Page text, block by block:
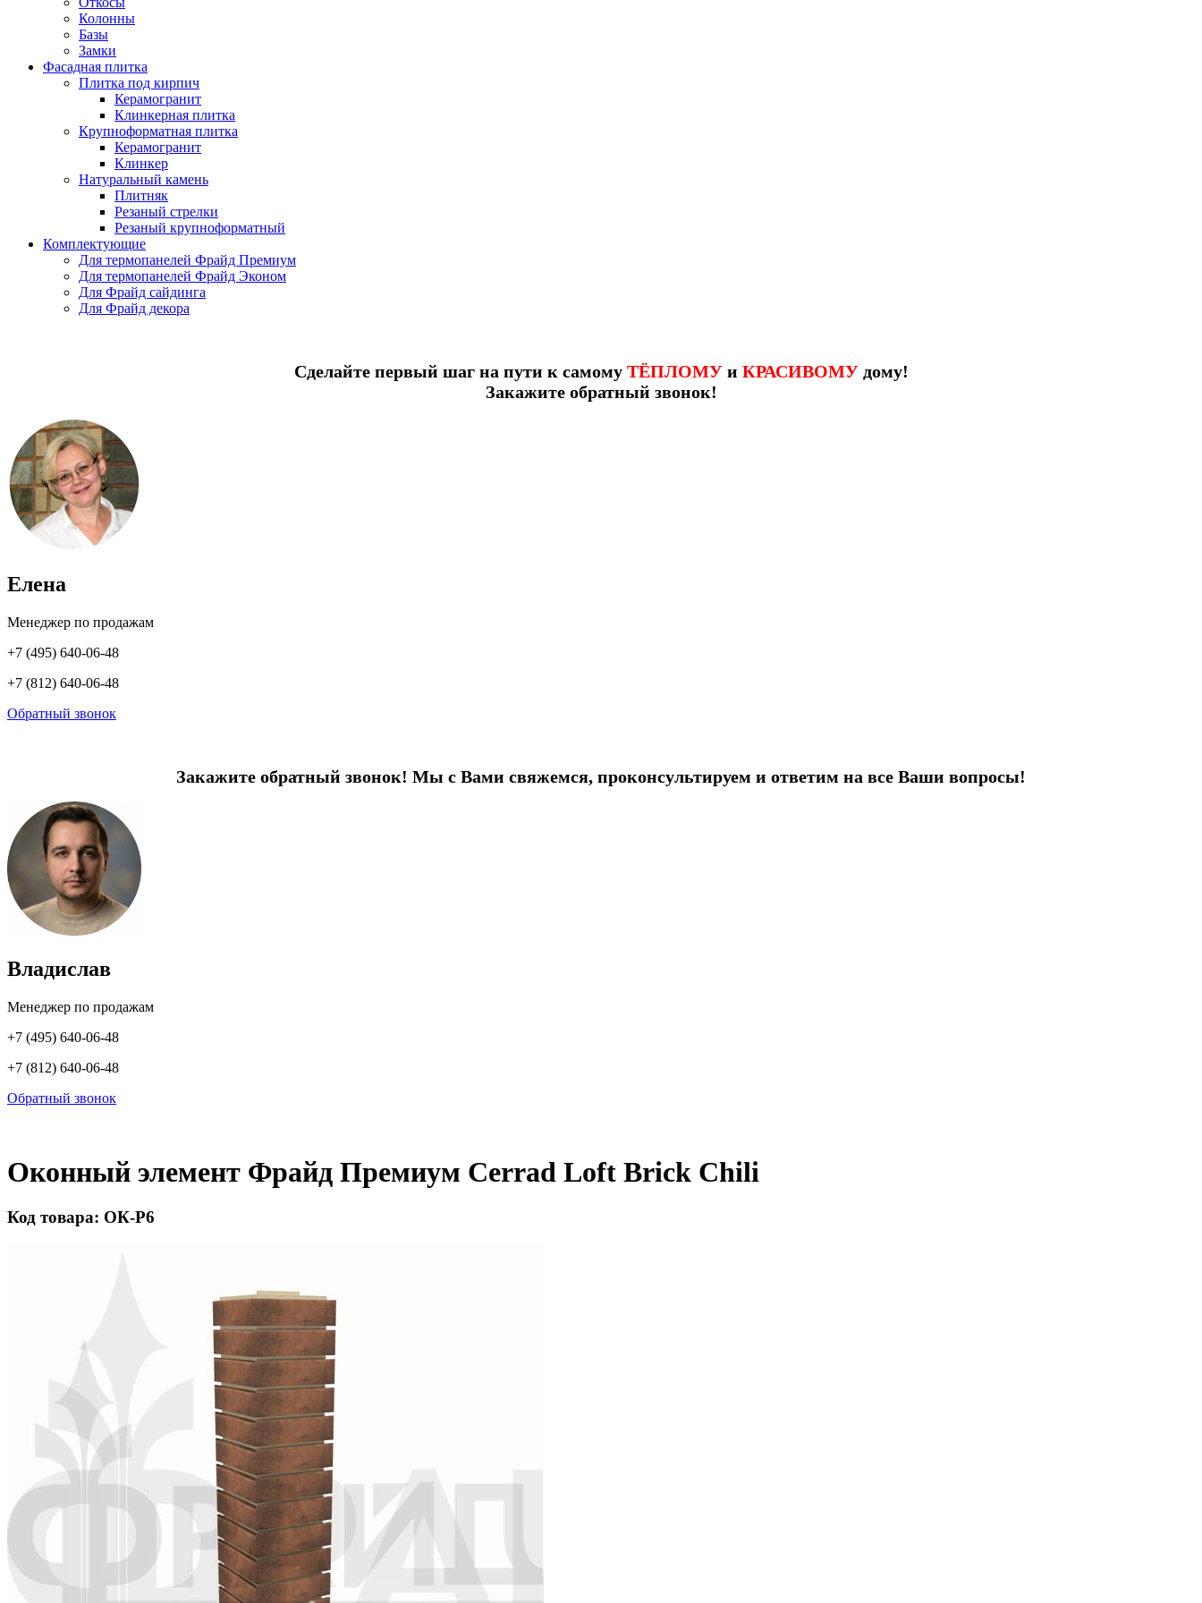
Колонны
Базы
Замки
Фасадная плитка
Плитка под кирпич
Керамогранит
Клинкерная плитка
Крупноформатная плитка
Керамогранит
Клинкер
Натуральный камень
Плитняк
Резаный стрелки
Резаный крупноформатный
Комплектующие
Для термопанелей Фрайд Премиум
Для термопанелей Фрайд Эконом
Для Фрайд сайдинга
Для Фрайд декора
Сделайте первый шаг на пути к самому ТЁПЛОМУи КРАСИВОМУдому!
Закажите обратный звонок!
Елена
Менеджер по продажам
+7 (495) 640-06-48
+7 (812) 640-06-48
Обратный звонок
Закажите обратный звонок! Мы с Вами свяжемся, проконсультируем и ответим на все Ваши вопросы!
Владислав
Менеджер по продажам
+7 (495) 640-06-48
+7 (812) 640-06-48
Обратный звонок
Оконный элемент Фрайд Премиум Cerrad Loft Brick Chili
Код товара: ОК-Р6